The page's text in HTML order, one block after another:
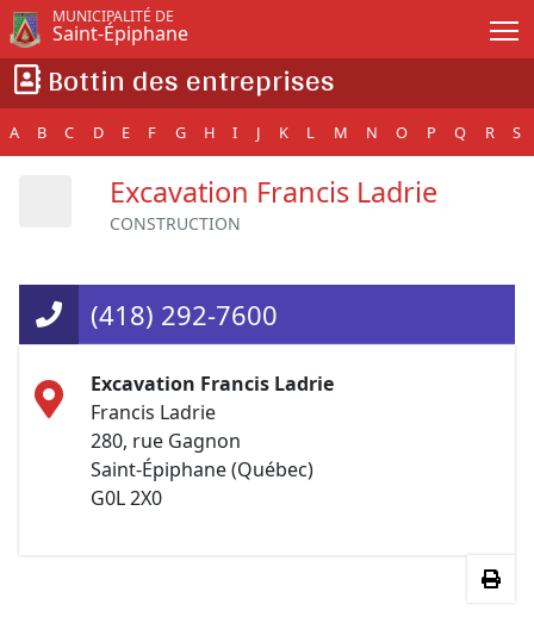
Passer au contenu principal
MUNICIPALITÉ DE
Saint-Épiphane
Bottin des entreprises
A B C D E F G H I J K L M N O P Q R S
Excavation Francis Ladrie
CONSTRUCTION
(418) 292-7600
Excavation Francis Ladrie
Francis Ladrie
280, rue Gagnon
Saint-Épiphane (Québec)
G0L 2X0